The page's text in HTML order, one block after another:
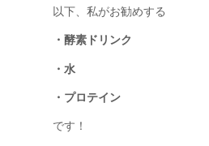
以下、私がお勧めする
・酵素ドリンク
・水
・プロテイン
です！